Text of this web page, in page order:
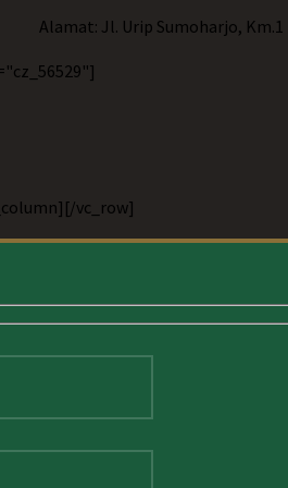
Alamat: Jl. Urip Sumoharjo,
vc_row]